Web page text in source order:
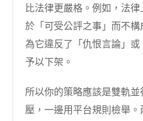
比法律更嚴格。例如，法
於「可受公評之事」而不
為它違反了「仇恨言論」
予以下架。
所以你的策略應該是雙軌
壓，一邊用平台規則檢舉